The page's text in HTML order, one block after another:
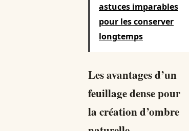
astuces imparables
pour les conserver
longtemps
Les avantages d’un
feuillage dense pour
la création d’ombre